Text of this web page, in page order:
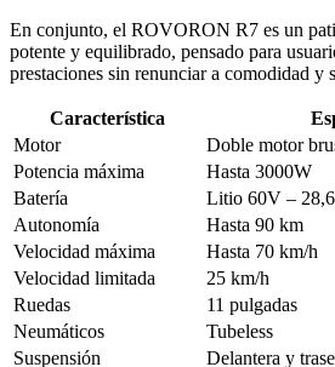
En conjunto, el ROVORON R7 es un
potente y equilibrado, pensado para
prestaciones sin renunciar a comodidad y
Característica
Motor
Doble motor
Potencia máxima
Hasta 3000W
Batería
Litio 60V –
Autonomía
Hasta 90 km
Velocidad máxima
Hasta 70 km/h
Velocidad limitada
25 km/h
Ruedas
11 pulgadas
Neumáticos
Tubeless
Suspensión
Delantera y